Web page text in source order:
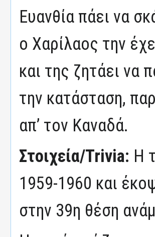
Ευανθία πάει να
ο Χαρίλαος την
και της ζητάει να
την κατάσταση,
απ’ τον Καναδά.
Στοιχεία/Trivia: Η
1959-1960 και
στην 39η θέση